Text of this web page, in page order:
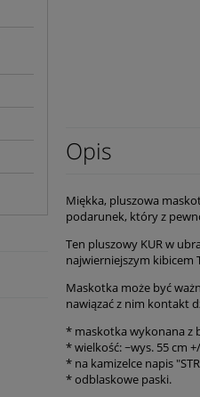
Opis
Miękka, pluszowa
podarunek, który z
Ten pluszowy KUR w
najwierniejszym kibicem
Maskotka może być
nawiązać z nim kontakt
* maskotka wykonana z
* wielkość: ~wys. 55 cm
* na kamizelce napis
* odblaskowe paski.